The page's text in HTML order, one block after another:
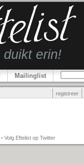
Mailinglist
registreer
• Volg Eftelist op Twitter